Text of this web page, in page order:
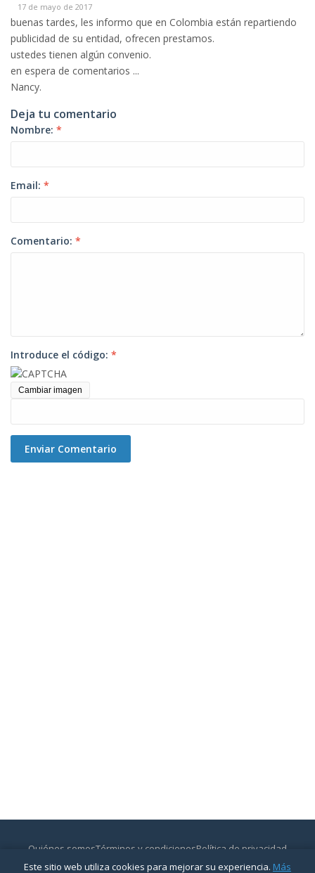
Este sitio web utiliza cookies para mejorar su experiencia. Más
17 de mayo de 2017
buenas tardes, les informo que en Colombia están repartiendo
publicidad de su entidad, ofrecen prestamos.
ustedes tienen algún convenio.
en espera de comentarios ...
Nancy.
Deja tu comentario
Nombre: *
Email: *
Comentario: *
Introduce el código: *
Cambiar imagen
Enviar Comentario
Quiénes somosTérminos y condicionesPolítica de privacidad
Contactar